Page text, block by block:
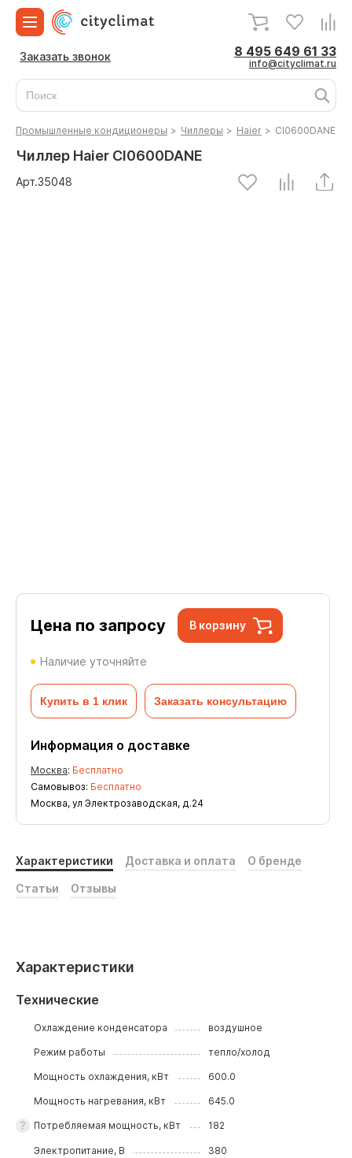
Заказать звонок 8 495 649 61 33
info@cityclimat.ru
Промышленные кондиционеры > Чиллеры > Haier > CI0600DANE
Чиллер Haier CI0600DANE
Арт.35048
Цена по запросу В корзину
Наличие уточняйте
Купить в 1 клик Заказать консультацию
Информация о доставке
Москва: Бесплатно
Самовывоз: Бесплатно
Москва, ул Электрозаводская, д.24
Характеристики Доставка и оплата О бренде
Статьи Отзывы
Характеристики
Технические
Охлаждение конденсатора воздушное
Режим работы тепло/холод
Мощность охлаждения, кВт 600.0
Мощность нагревания, кВт 645.0
Потребляемая мощность, кВт 182
Электропитание, В 380